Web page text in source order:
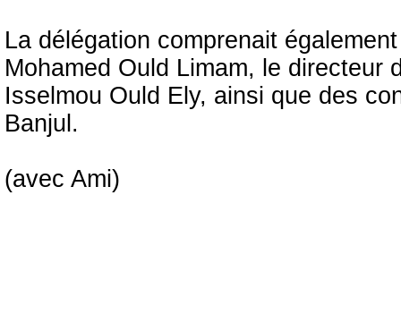
La délégation comprenait
Mohamed Ould Limam, le
Isselmou Ould Ely, ainsi que des
Banjul.
(avec Ami)